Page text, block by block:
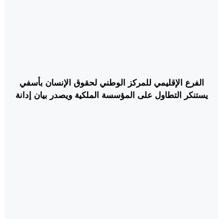
الفرع الإقليمي للمركز الوطني لحقوق الإنسان بأسفي
يستنكر التطاول على المؤسسة الملكية ويصدر بيان إدانة